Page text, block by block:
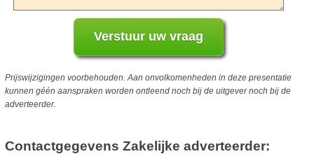
Prijswijzigingen voorbehouden. Aan onvolkomenheden in deze presentatie
kunnen géén aanspraken worden ontleend noch bij de uitgever noch bij de
adverteerder.
Contactgegevens Zakelijke adverteerder: